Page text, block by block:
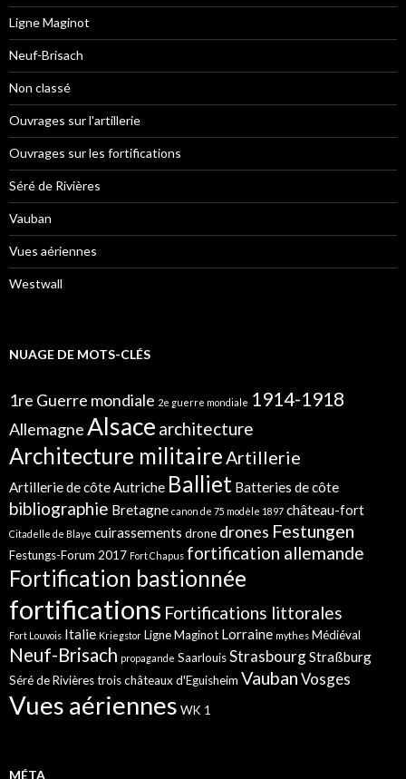
Ligne Maginot
Neuf-Brisach
Non classé
Ouvrages sur l'artillerie
Ouvrages sur les fortifications
Séré de Rivières
Vauban
Vues aériennes
Westwall
NUAGE DE MOTS-CLÉS
1re Guerre mondiale 2e guerre mondiale 1914-1918
AllemagneAlsace architecture
Architecture militaireArtillerie
Artillerie de côteAutriche Balliet Batteries de côte
bibliographie Bretagne canon de 75 modèle 1897 château-fort
Citadelle de Blaye cuirassements drone drones Festungen
Festungs-Forum 2017 Fort Chapus fortification allemande
Fortification bastionnée
fortifications Fortifications littorales
Fort Louvois Italie Kriegstor Ligne Maginot Lorraine mythes Médiéval
Neuf-Brisach propagande SaarlouisStrasbourgStraßburg
Séré de Rivièrestrois châteaux d'Eguisheim VaubanVosges
Vues aériennes WK 1
MÉTA